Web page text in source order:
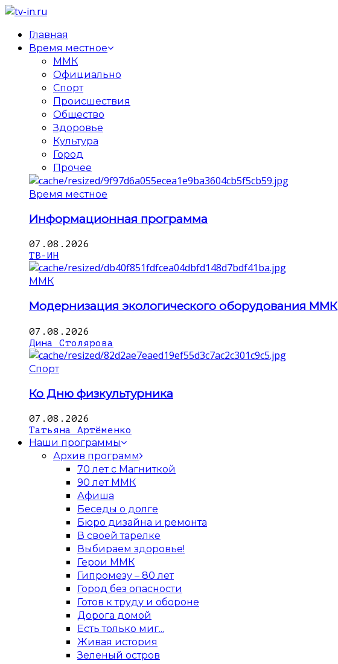
Главная
Время местное
ММК
Официально
Спорт
Происшествия
Общество
Здоровье
Культура
Город
Прочее
Время местное
Информационная программа
07.08.2026
ТВ-ИН
ММК
Модернизация экологического оборудования ММК
07.08.2026
Дина Столярова
Спорт
Ко Дню физкультурника
07.08.2026
Татьяна Артёменко
Наши программы
Архив программ
70 лет с Магниткой
90 лет ММК
Афиша
Беседы о долге
Бюро дизайна и ремонта
В своей тарелке
Выбираем здоровье!
Герои ММК
Гипромезу – 80 лет
Город без опасности
Готов к труду и обороне
Дорога домой
Есть только миг...
Живая история
Зеленый остров